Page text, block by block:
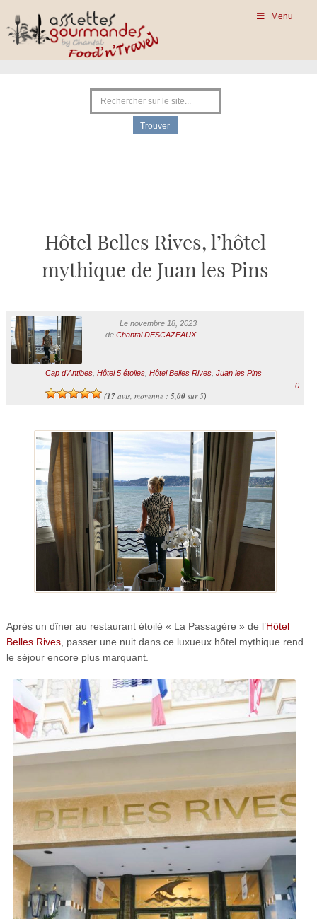
Menu
Hôtel Belles Rives, l’hôtel
mythique de Juan les Pins
Le novembre 18, 2023
de Chantal DESCAZEAUX
Cap d'Antibes, Hôtel 5 étoiles, Hôtel Belles Rives, Juan les Pins
(17avis, moyenne : 5,00sur 5)
0
Après un dîner au restaurant étoilé « La Passagère » de l’Hôtel
Belles Rives, passer une nuit dans ce luxueux hôtel mythique rend
le séjour encore plus marquant.